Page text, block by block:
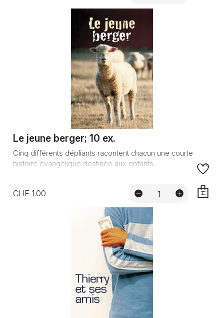
Le jeune berger; 10 ex.
Cinq différents dépliants racontent chacun une courte
histoire évangélique destinée aux enfants.
CHF 1.00